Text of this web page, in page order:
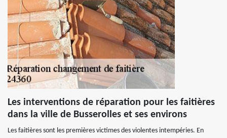
Les interventions de réparation pour les faitières
dans la ville de Busserolles et ses environs
Les faitières sont les premières victimes des violentes intempéries. En